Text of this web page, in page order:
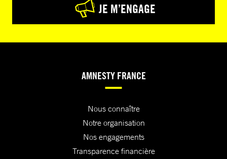
JE M’ENGAGE
AMNESTY FRANCE
Nous connaître
Notre organisation
Nos engagements
Transparence financière